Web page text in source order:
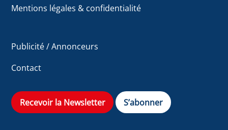
Mentions légales & confidentialité
Publicité / Annonceurs
Contact
Recevoir la Newsletter S’abonner